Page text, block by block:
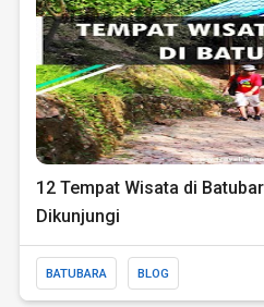
12 Tempat Wisata di
Dikunjungi
BATUBARA BLOG